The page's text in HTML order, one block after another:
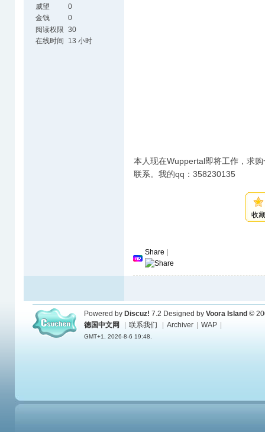
威望
0
金钱
0
阅读权限 30
在线时间
13 小时
本人现在Wuppertal即将工作，求
联系。我的qq：358230135
收
Share
Powered by Discuz! 7.2 Designed by Voora Island ©
德国中文网
联系我们 Archiver WAP
GMT+1, 2026-8-6 19:48.